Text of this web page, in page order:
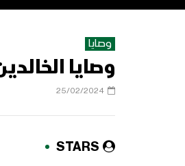
وصايا
وصايا
25/02/2024
STARS